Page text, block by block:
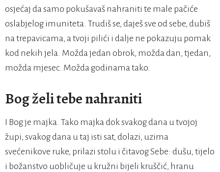
osjećaj da samo pokušavaš nahraniti te male pačiće
oslabjelog imuniteta. Trudiš se, daješ sve od sebe, dubiš
na trepavicama, a tvoji pilići i dalje ne pokazuju pomak
kod nekih jela. Možda jedan obrok, možda dan, tjedan,
možda mjesec. Možda godinama tako.
Bog želi tebe nahraniti
I Bog je majka. Tako majka dok svakog dana u tvojoj
župi, svakog dana u taj isti sat, dolazi, uzima
svećenikove ruke, prilazi stolu i čitavog Sebe: dušu, tijelo
i božanstvo uobličuje u kružni bijeli kruščić, hranu